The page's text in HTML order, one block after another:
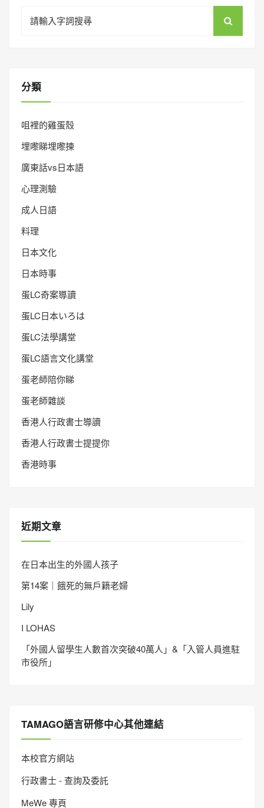
for:
分類
咀裡的雞蛋殼
埋嚟睇埋嚟揀
廣東話vs日本語
心理測驗
成人日語
料理
日本文化
日本時事
蛋LC奇案導讀
蛋LC日本いろは
蛋LC法學講堂
蛋LC語言文化講堂
蛋老師陪你睇
蛋老師雜談
香港人行政書士導讀
香港人行政書士提提你
香港時事
近期文章
在日本出生的外國人孩子
第14案｜餓死的無戶籍老婦
Lily
I LOHAS
「外國人留學生人數首次突破40萬人」&「入管人員進駐
市役所」
TAMAGO語言研修中心其他連結
本校官方網站
行政書士 - 查詢及委託
MeWe 專頁